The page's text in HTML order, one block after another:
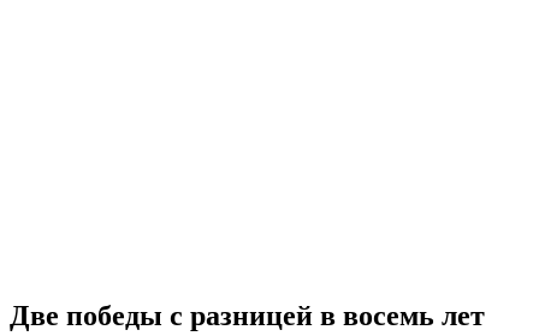
Две победы с разницей в восемь лет